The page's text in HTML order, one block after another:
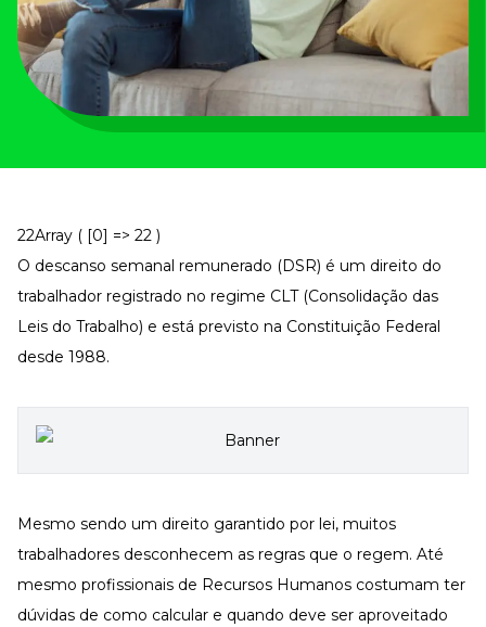
Tudo para facilitar a rotina
Imprensa
VR na Imprensa
Cursos
Cursos
Explore o nosso acervo
Departamento Pessoal
Gestão de Empresas e Negócios
Eleve os resultados da organização
Recursos Humanos
Fortaleça a cultura organizacional
Treinamento de Produto
Materiais Gratuitos
22Array ( [0] => 22 )
O descanso semanal remunerado (DSR) é um direito do
trabalhador registrado no regime CLT (Consolidação das
Leis do Trabalho) e está previsto na Constituição Federal
desde 1988.
Mesmo sendo um direito garantido por lei, muitos
trabalhadores desconhecem as regras que o regem. Até
mesmo profissionais de Recursos Humanos costumam ter
dúvidas de como calcular e quando deve ser aproveitado